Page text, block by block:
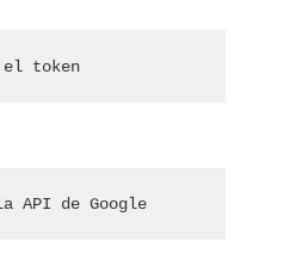
el token
API de Google